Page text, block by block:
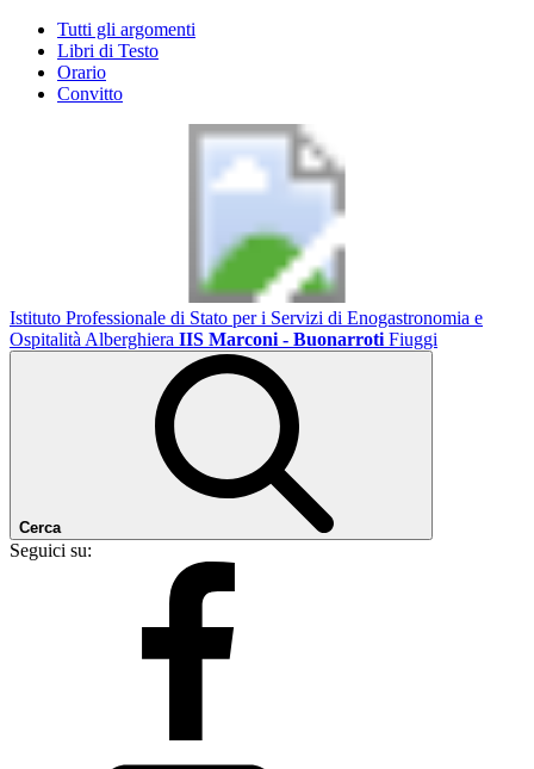
Tutti gli argomenti
Libri di Testo
Orario
Convitto
Istituto Professionale di Stato per i Servizi di Enogastronomia e
Ospitalità Alberghiera IIS Marconi - Buonarroti Fiuggi
Cerca
Seguici su: